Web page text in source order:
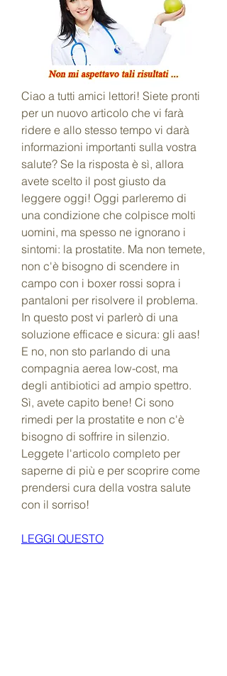
Ciao a tutti amici lettori! Siete pronti
per un nuovo articolo che vi farà
ridere e allo stesso tempo vi darà
informazioni importanti sulla vostra
salute? Se la risposta è sì, allora
avete scelto il post giusto da
leggere oggi! Oggi parleremo di
una condizione che colpisce molti
uomini, ma spesso ne ignorano i
sintomi: la prostatite. Ma non temete,
non c'è bisogno di scendere in
campo con i boxer rossi sopra i
pantaloni per risolvere il problema.
In questo post vi parlerò di una
soluzione efficace e sicura: gli aas!
E no, non sto parlando di una
compagnia aerea low-cost, ma
degli antibiotici ad ampio spettro.
Sì, avete capito bene! Ci sono
rimedi per la prostatite e non c'è
bisogno di soffrire in silenzio.
Leggete l'articolo completo per
saperne di più e per scoprire come
prendersi cura della vostra salute
con il sorriso!
LEGGI QUESTO